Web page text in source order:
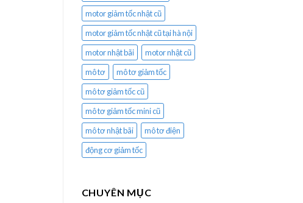
motor giảm tốc nhật cũ
motor giảm tốc nhật cũ tại hà nội
motor nhật bãi
motor nhật cũ
mô tơ
mô tơ giảm tốc
mô tơ giảm tốc cũ
mô tơ giảm tốc mini cũ
mô tơ nhật bãi
mô tơ điện
động cơ giảm tốc
CHUYÊN MỤC